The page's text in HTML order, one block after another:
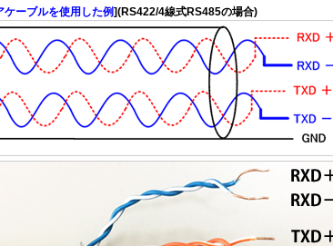
ケーブルを使用した例](RS422/4線式RS485の場合)